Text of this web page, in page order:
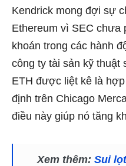
Kendrick mong đợi sự
Ethereum vì SEC chưa
khoán trong các hành
công ty tài sản kỹ
ETH được liệt kê là
định trên Chicago
điều này giúp nó tăng
Xem thêm: Sui